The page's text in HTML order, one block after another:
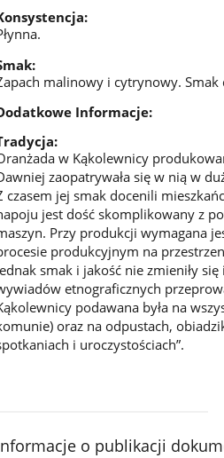
malinowy i cytrynowy.
Informacje:
w Kąkolewnicy
zaopatrywała się w nią w
czasem jej smak docenili
jest dość skomplikowany z
Przy produkcji wymagana
produkcyjnym na
smak i jakość nie zmieniły
etnograficznych
podawana była na
oraz na odpustach,
i uroczystościach”.
o publikacji